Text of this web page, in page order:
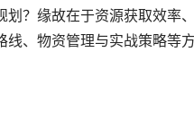
划？缘故在于资源获取效率
线、物资管理与实战策略等